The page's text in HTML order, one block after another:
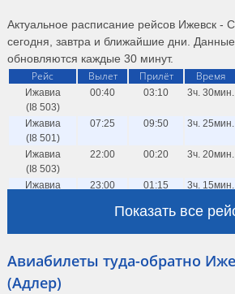
Актуальное расписание рейсов Ижевск -
сегодня, завтра и ближайшие дни.
обновляются каждые 30 минут.
Рейс Вылет Прилёт Время
Ижавиа
(I8 503)
00:40 03:10 3ч. 30мин.
Ижавиа
(I8 501)
07:25 09:50 3ч. 25мин.
Ижавиа
(I8 503)
22:00 00:20 3ч. 20мин.
Ижавиа
23:00 01:15 3ч. 15мин.
01:35 3ч. 30мин.
Россия
(FV 6469)
23:05 02:00 3ч. 55мин.
Показать все
Авиабилеты туда-обратно
(Адлер)